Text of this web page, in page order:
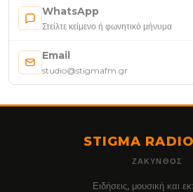
WhatsApp
Στείλτε κείμενο ή φωνητικό μήνυμα
Email
studio@stigmafm.gr
STIGMA
ΖΆΚΥΝΘΟΣ
Ειδήσεις, μουσική και